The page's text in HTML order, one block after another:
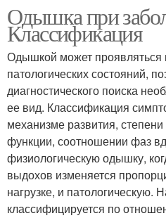
Одышка при
Классификация
Одышкой может проявляться
патологических состояний,
диагностического поиска
ее вид. Классификация
механизме развития,
функции, соотношении фаз
физиологическую одышку,
выдохов изменяется
нагрузке, и патологическую.
классифицируется по